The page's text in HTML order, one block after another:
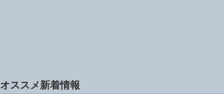
オススメ新着情報